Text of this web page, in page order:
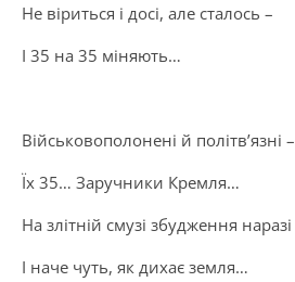
Не віриться і досі, але сталось –
І 35 на 35 міняють…
Військовополонені й політв’язні –
Їх 35… Заручники Кремля…
На злітній смузі збудження наразі
І наче чуть, як дихає земля…